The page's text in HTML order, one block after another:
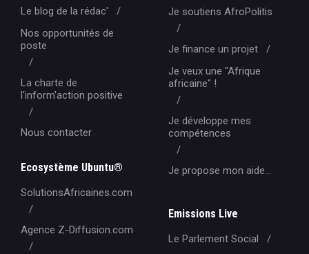
Le blog de la rédac'
Nos opportunités de
poste
La charte de
l'inform'action positive
Nous contacter
Ecosystème Ubuntu®
SolutionsAfricaines.com
Agence Z-Diffusion.com
Je soutiens AfroPolitis
Je finance un projet
Je veux une "Afrique
africaine" !
Je développe mes
compétences
Je propose mon aide...
Emissions Live
Le Parlement Social